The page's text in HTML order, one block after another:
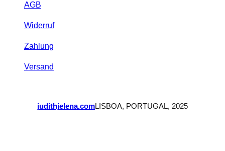
AGB
Widerruf
Zahlung
Versand
judithjelena.comLISBOA, PORTUGAL, 2025